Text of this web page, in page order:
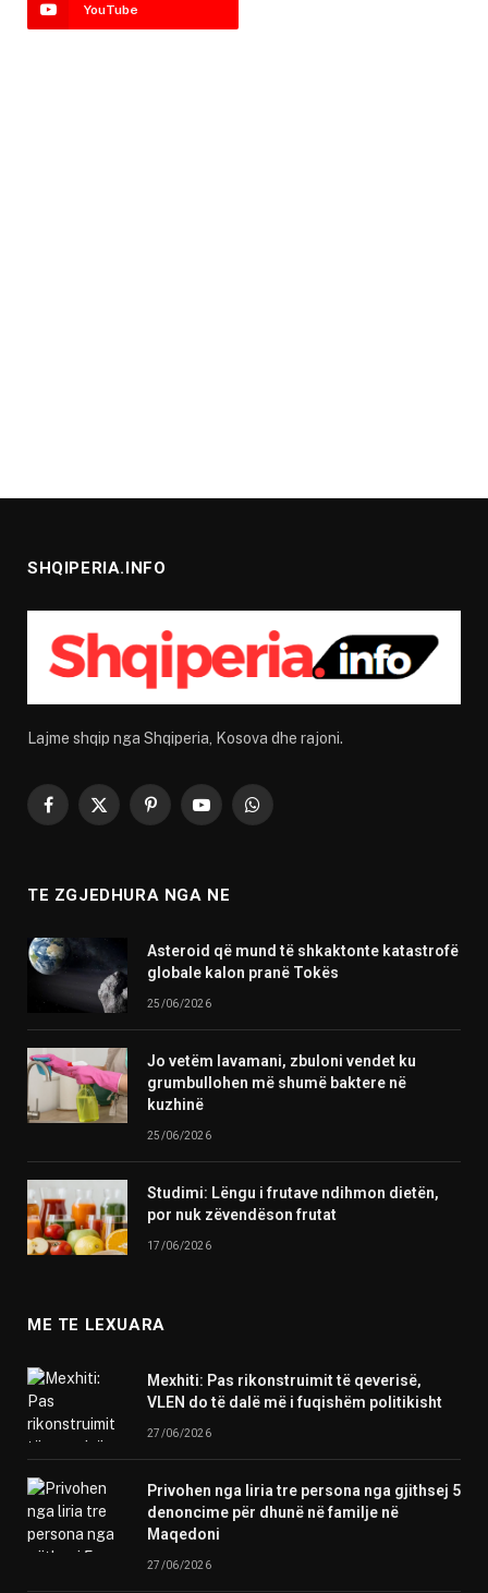
YouTube
SHQIPERIA.INFO
Lajme shqip nga Shqiperia, Kosova dhe rajoni.
Facebook
X
PinterestYouTubeWhatsApp
TE ZGJEDHURA NGA NE
Asteroid që mund të shkaktonte katastrofë
globale kalon pranë Tokës
25/06/2026
Jo vetëm lavamani, zbuloni vendet ku
grumbullohen më shumë baktere në
kuzhinë
25/06/2026
Studimi: Lëngu i frutave ndihmon dietën,
por nuk zëvendëson frutat
17/06/2026
ME TE LEXUARA
Mexhiti: Pas rikonstruimit të qeverisë,
VLEN do të dalë më i fuqishëm politikisht
27/06/2026
Privohen nga liria tre persona nga gjithsej 5
denoncime për dhunë në familje në
Maqedoni
27/06/2026